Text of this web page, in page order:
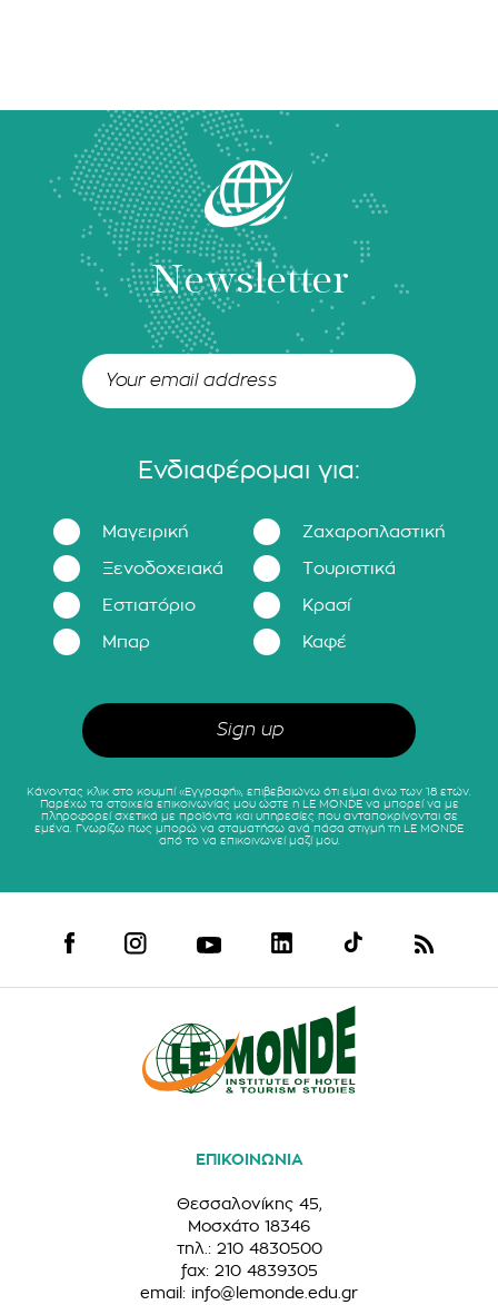
Newsletter
Ενδιαφέρομαι για:
Μαγειρική Ζαχαροπλαστική
Ξενοδοχειακά Τουριστικά
Εστιατόριο Κρασί
Μπαρ Καφέ
Κάνοντας κλικ στο κουμπί «Εγγραφή», επιβεβαιώνω ότι είμαι άνω των 18 ετών.
Παρέχω τα στοιχεία επικοινωνίας μου ώστε η LE MONDE να μπορεί να με
πληροφορεί σχετικά με προϊόντα και υπηρεσίες που ανταποκρίνονται σε
εμένα. Γνωρίζω πως μπορώ να σταματήσω ανά πάσα στιγμή τη LE MONDE
από το να επικοινωνεί μαζί μου.
ΕΠΙΚΟΙΝΩΝΙΑ
Θεσσαλονίκης 45,
Μοσχάτο 18346
τηλ.: 210 4830500
fax: 210 4839305
email: info@lemonde.edu.gr